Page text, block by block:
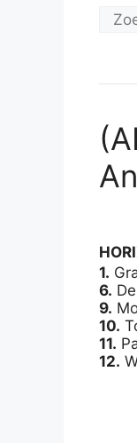
1.
6.
9.
10.
11.
12.